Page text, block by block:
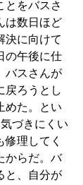
とをバスさ
は数日ほど
決に向けて
の午後に仕
バスさんが
戻ろうとし
めた。とい
づきにくい
理してく
からだ。バ
と、自分が